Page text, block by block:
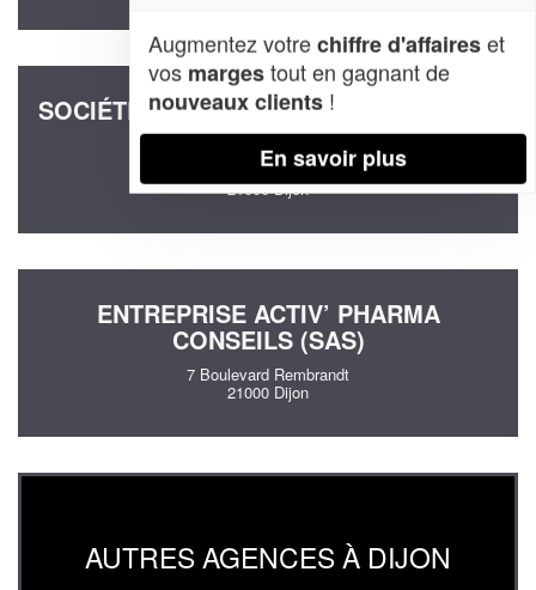
SOCIÉTÉ EPONA PATRIMOINE CONSEIL
(SARL)
6 Rue De L'egalite
21000 Dijon
ENTREPRISE ACTIV’ PHARMA
CONSEILS (SAS)
7 Boulevard Rembrandt
21000 Dijon
AUTRES AGENCES À DIJON
Augmentez votrechiffre d'affaireset
vos margestout en gagnant de
nouveaux clients !
En savoir plus